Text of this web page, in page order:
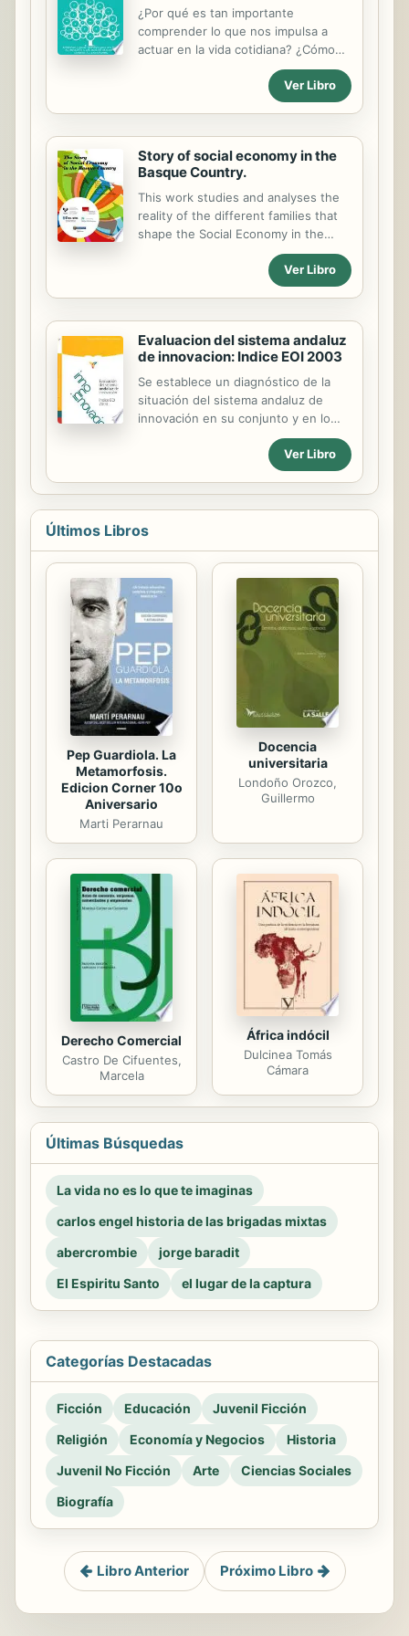
Vehículos Automóviles,
perteneciente a la familia profesional
de Transporte y Mantenimiento de
además para los ciclos formativos de
Técnico en Electromecánica de
Maquinaria y de Técnico en
Mantenimiento...
¿Por qué es tan importante
comprender lo que nos impulsa a
actuar en la vida cotidiana? ¿Cómo
tomamos decisiones? ¿Qué
estructuras de pensamiento
seguimos para determinar nuestras
una explicación sencilla, clara y
completa de lo que significa tomar
una decisión y cómo mejorar el
proceso de elección ante la
incertidumbre. Todos los días las
personas tienen que hacer
decisiones sobre miles de
posibilidades. La ciencia ha
toma de decisiones eligen de forma
diferente a las personas...
Ver Libro
Story of social economy in the
Basque Country.
This work studies and analyses the
reality of the different families that
shape the Social Economy in the
Basque Country: Cooperatives,
Labour Companies, Special
Employment Centers, Work
Fishermen’s Guilds, Agricultural
Transformation Societies, Mutual
Societies, Associations, and
Foundations. An aggregate study of
the Social Economy in the Basque
Country is also carried out and a
is made.For each of them, its specific
legal structure is analyzed, updated
their associative structure is...
Ver Libro
Evaluacion del sistema andaluz
de innovacion: Indice EOI 2003
Se establece un diagnóstico de la
situación del sistema andaluz de
innovación en su conjunto y en lo
que se refiere a los principales
agentes que en él intervienenVer Libro
Últimos Libros
Pep Guardiola. La
Metamorfosis.
Edicion Corner 10o
Aniversario
Marti Perarnau
Docencia
universitaria
Londoño Orozco,
Guillermo
Derecho Comercial
Castro De Cifuentes,
Marcela
África indócil
Dulcinea Tomás
Cámara
Últimas Búsquedas
La vida no es lo que te imaginas
carlos engel historia de las brigadas mixtas
abercrombie
jorge baradit
El Espiritu Santo
el lugar de la captura
Categorías Destacadas
Ficción Educación
Juvenil Ficción
Religión
Economía y Negocios
Historia
Juvenil No Ficción
Arte
Ciencias Sociales
Biografía
Libro Anterior Próximo Libro